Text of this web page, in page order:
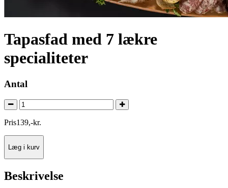
Tapasfad med 7 lækre
specialiteter
Antal
Pris139,-kr.
Læg i kurv
Beskrivelse